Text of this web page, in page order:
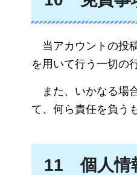
当アカウントの投
を用いて行う一切の
また、いかなる場
て、何ら責任を負う
11 個人情